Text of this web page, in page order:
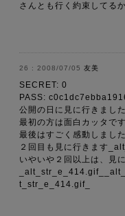
さんとも行く約束してる
2008/07/05 友美
SECRET: 0
PASS:
公開の日に見に行きまし
最初の方は面白カッタです
最後はすごく感動しまし
２回目も見に行きます
いやいや２回以上は、見
t_str_e_414.gif_